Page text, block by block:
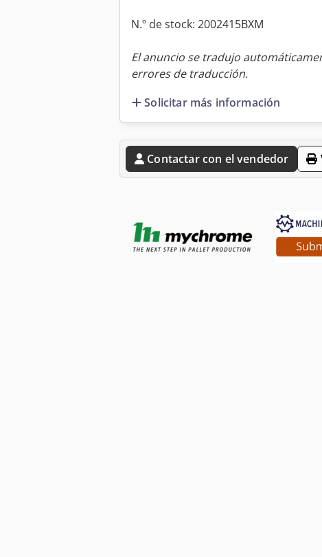
N.º de stock: 2002415BXM
El anuncio se tradujo
errores de traducción.
Solicitar más información
Contactar con el vendedor